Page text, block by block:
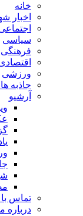
خانه
اخبار
سیاسی
فرهنگی
ورزشی
جاذبه
آرشیو
تماس با
درباره